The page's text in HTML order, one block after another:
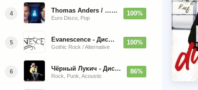
4 Thomas Anders / … Sings Modern Talking: The Best hi-res
Euro Disco, Pop
100%
5 Evanescence - Дискография (1998-2026)
Gothic Rock / Alternative
100%
6 Чёрный Лукич - Дискография (1987-2014)
Rock, Punk, Acoustic
86%